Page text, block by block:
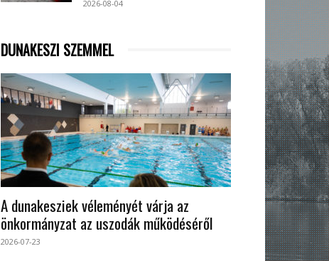
2026-08-04
DUNAKESZI SZEMMEL
A dunakesziek véleményét várja az
önkormányzat az uszodák működéséről
2026-07-23